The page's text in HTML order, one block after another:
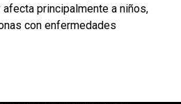
principalmente a niños,
con enfermedades